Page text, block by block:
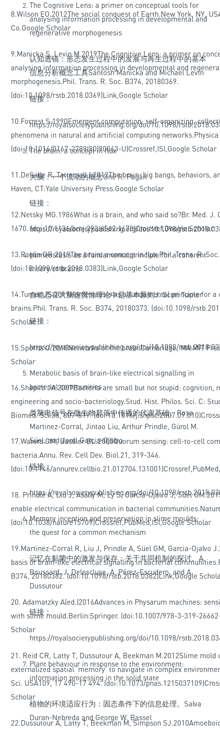
8.Wilson EO.2012The social conquest of Earth.New York, NY,
Co.Google Scholar
9.Manicka S, Levin M.2019The Cognitive Lens: a primer on
analysing information processing in developmental and
morphogenesis.Phil. Trans. R. Soc. B374, 20180369.
(doi:10.1098/rstb.2018.0369)Link,Google Scholar
10.Forrest S.1990Emergent computation: self-organizing,
phenomena in natural and artificial computing networks.Physica
(doi:10.1016/0167-2789(90)90063-U)Crossref,ISI,Google Scholar
11.DeSalle R, Tattersall I.2012The brain: big bangs, behaviors,
Haven, CT:Yale University Press.Google Scholar
12.Netsky MG.1986What is a brain, and who said so?Br. Med. J.
1670. (doi:10.1136/bmj.293.6562.1670)Crossref,Google Scholar
13.Pagán OR.2019The brain: a concept in flux.Phil. Trans. R.
(doi:10.1098/rstb.2018.0383)Link,Google Scholar
14.Turner JS.2019Homeostasis as a fundamental principle for a
brains.Phil. Trans. R. Soc. B374, 20180373. (doi:10.1098/
Scholar
15.Sporns O.2010Networks of the brain.Cambridge, MA:MIT
Scholar
16.Shapiro JA.2007Bacteria are small but not stupid: cognition,
engineering and socio-bacteriology.Stud. Hist. Philos. Sci. C:
Biomed. Sci.38, 807-819. (doi:10.1016/j.shpsc.2007.09.010)
17.Waters CM, Bassler BL.2005Quorum sensing: cell-to-cell
bacteria.Annu. Rev. Cell Dev. Biol.21, 319-346.
(doi:10.1146/annurev.cellbio.21.012704.131001 )Crossref,PubMed,
18. Prindle A, Liu J, Asally M, Ly S, Garcia-Ojalvo J, Süel GM
enable electrical communication in bacterial
(doi:10.1038/nature15709)Crossref,PubMed,ISI,Google Scholar
19.Martinez-Corral R, Liu J, Prindle A, Süel GM, Garcia-Ojalvo J
basis of brain-like electrical signalling in bacterial
B374, 20180382. (doi:10.1098/rstb.2018.0382)Link,Google
20. Adamatzky A(ed.)2016Advances in Physarum machines:
with slime mould.Berlin:Springer. (doi:10.1007/978-3-319-
Scholar
21. Reid CR, Latty T, Dussutour A, Beekman M.2012Slime mold
externalized spatial ‘memory’ to navigate in complex
Sci. USA109, 17 490-17 494. (doi:10.1073/pnas.1215037109)
Scholar
22.Dussutour A, Latty T, Beekman M, Simpson SJ
The Cognitive Lens: a primer on conceptual tools for
analysing information processing in developmental and
regenerative morphogenesis
认知透镜：形态发生过程中的发展与再生过程中的基本
信息分析概念工具Santosh Manicka and Michael Levin
链接：
https://royalsocietypublishing.org/doi/10.1098/
The brain: a concept in flux
大脑：一个流动的概念Oné R. Pagán
链接：
https://royalsocietypublishing.org/doi/10.1098/
Homeostasis as a fundamental principle for a coherent
theory of brains
自稳态在大脑连贯性理论中是基本原则J. Scott Turner
链接：
https://royalsocietypublishing.org/doi/10.1098/
Metabolic basis of brain-like electrical signalling in
bacterial communities
类脑电信号在微生物群落中传播的代谢基础。Rosa
Martinez-Corral, Jintao Liu, Arthur Prindle, Gürol M.
Süel, and Jordi Garcia-Ojalvo
链接：
https://royalsocietypublishing.org/doi/10.1098/
Memory inception and preservation in slime moulds:
the quest for a common mechanism
记忆在黏菌中的激发与保存：关于共同机制的探讨。A.
Boussard, J. Delescluse, A. Pérez-Escudero, and A.
Dussutour
链接：
https://royalsocietypublishing.org/doi/10.1098/
Plant behaviour in response to the environment:
information processing in the solid state
植物的环境适应行为：固态条件下的信息处理。Salva
Duran-Nebreda and George W. Bassel